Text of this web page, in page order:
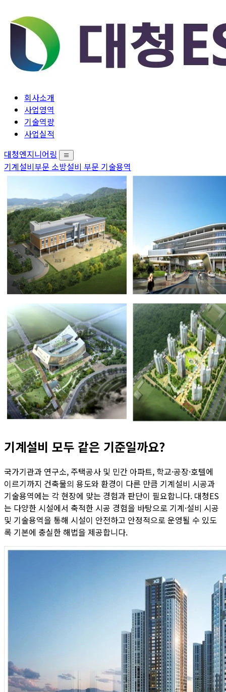
회사소개
사업영역
기술역량
사업실적
대청엔지니어링
기계설비부문 소방설비 부문 기술용역
기계설비 모두 같은 기준일까요?
국가기관과 연구소, 주택공사 및 민간 아파트, 학교·공장·호텔에
이르기까지 건축물의 용도와 환경이 다른 만큼 기계설비 시공과
기술용역에는 각 현장에 맞는 경험과 판단이 필요합니다. 대청ES
는 다양한 시설에서 축적한 시공 경험을 바탕으로 기계·설비 시공
및 기술용역을 통해 시설이 안전하고 안정적으로 운영될 수 있도
록 기본에 충실한 해법을 제공합니다.